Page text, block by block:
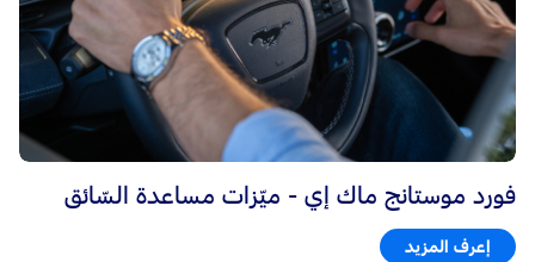
فورد موستانج ماك إي - ميّزات مساعدة السّائق
إعرف المزيد